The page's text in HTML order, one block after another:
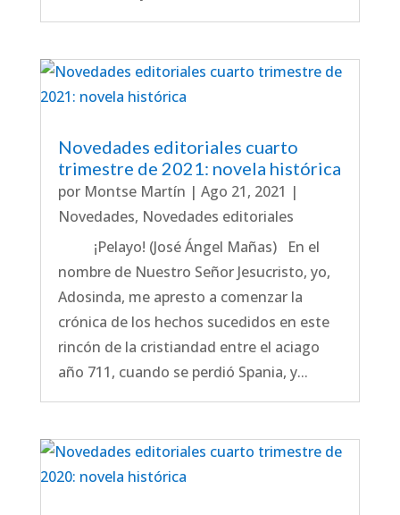
Novedades editoriales cuarto
trimestre de 2021: novela histórica
por Montse Martín | Ago 21, 2021 |
Novedades, Novedades editoriales
¡Pelayo! (José Ángel Mañas) En el
nombre de Nuestro Señor Jesucristo, yo,
Adosinda, me apresto a comenzar la
crónica de los hechos sucedidos en este
rincón de la cristiandad entre el aciago
año 711, cuando se perdió Spania, y...